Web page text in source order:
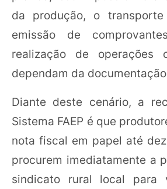
da produção, o
emissão de
realização de operações
dependam da
Diante deste cenário, a
Sistema FAEP é que
nota fiscal em papel até
procurem imediatamente a
sindicato rural local para